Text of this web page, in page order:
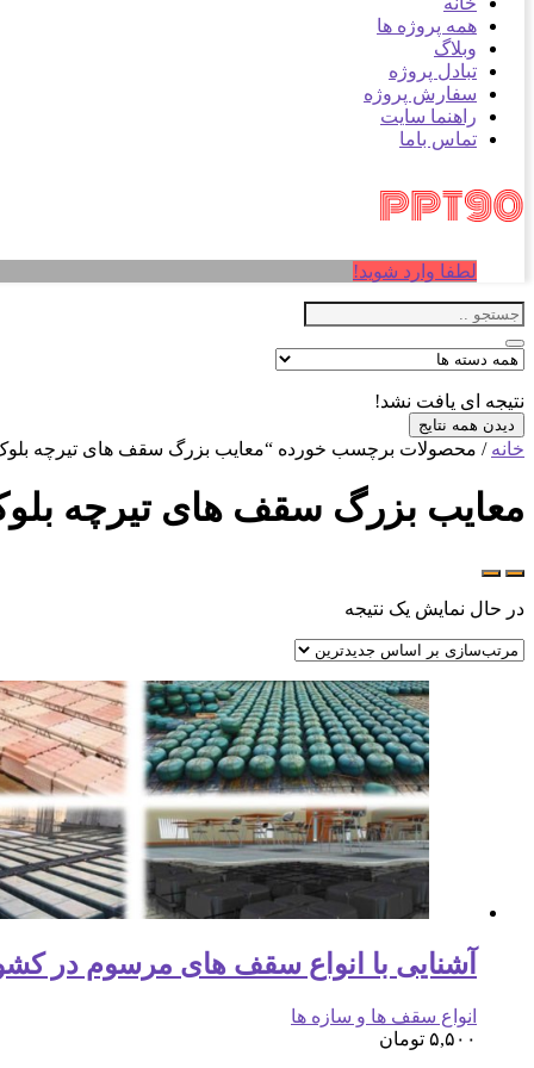
همه پروژه ها
وبلاگ
تبادل پروژه
سفارش پروژه
راهنما سایت
تماس باما
لطفا وارد شوید!
نتیجه ای یافت نشد!
دیدن همه نتایج
خانه / محصولات برچسب خورده “معایب بزرگ سقف های تیرچه
معایب بزرگ سقف های تیرچه
در حال نمایش یک نتیجه
آشنایی با انواع سقف های مرسوم در
انواع سقف ها و سازه ها
۵,۵۰۰ تومان